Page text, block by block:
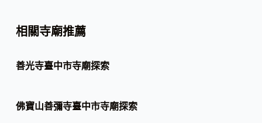
相關寺廟推薦
善光寺臺中市寺廟探索
佛寶山善彌寺臺中市寺廟探索